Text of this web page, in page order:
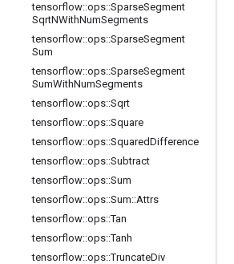
tensorflow::ops::SparseSegment
SqrtNWithNumSegments
tensorflow::ops::SparseSegment
Sum
tensorflow::ops::SparseSegment
SumWithNumSegments
tensorflow::ops::Sqrt
tensorflow::ops::Square
tensorflow::ops::SquaredDifference
tensorflow::ops::Subtract
tensorflow::ops::Sum
tensorflow::ops::Sum::Attrs
tensorflow::ops::Tan
tensorflow::ops::Tanh
tensorflow::ops::TruncateDiv